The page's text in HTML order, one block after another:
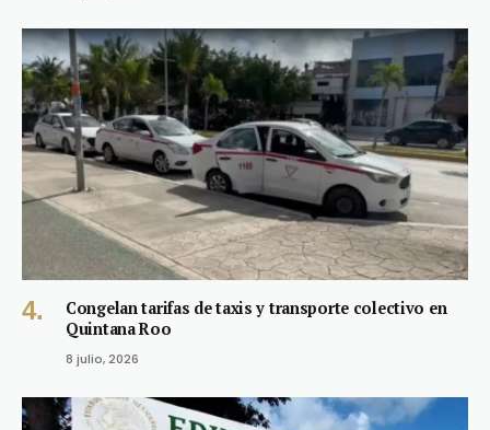
Congelan tarifas de taxis y transporte colectivo en
Quintana Roo
8 julio, 2026